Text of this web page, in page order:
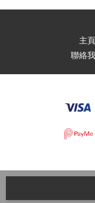
主頁
聯絡